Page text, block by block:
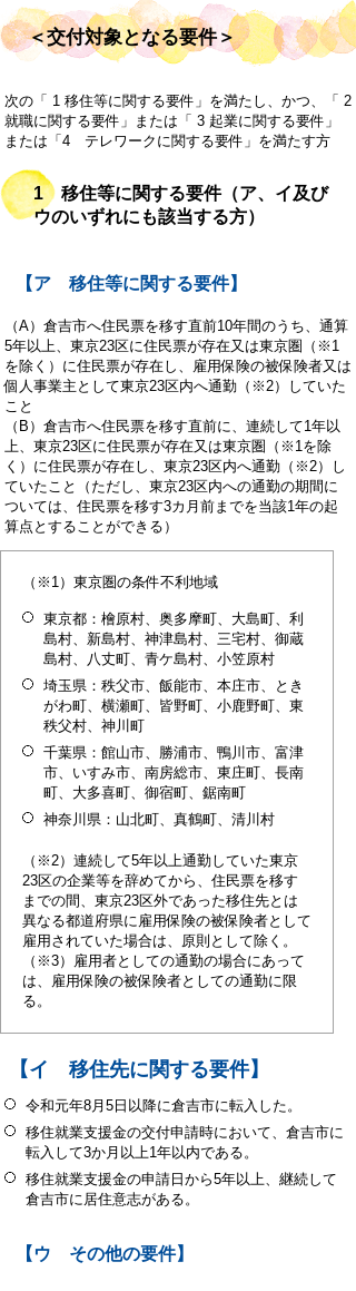
＜交付対象となる要件＞
次の「 1 移住等に関する要件」を満たし、かつ、「 2
就職に関する要件」または「 3 起業に関する要件」
または「4 テレワークに関する要件」を満たす方
1 移住等に関する要件（ア、イ及び
ウのいずれにも該当する方）
【ア 移住等に関する要件】
（A）倉吉市へ住民票を移す直前10年間のうち、通算
5年以上、東京23区に住民票が存在又は東京圏（※1
を除く）に住民票が存在し、雇用保険の被保険者又は
個人事業主として東京23区内へ通勤（※2）していた
こと
（B）倉吉市へ住民票を移す直前に、連続して1年以
上、東京23区に住民票が存在又は東京圏（※1を除
く）に住民票が存在し、東京23区内へ通勤（※2）し
ていたこと（ただし、東京23区内への通勤の期間に
ついては、住民票を移す3カ月前までを当該1年の起
算点とすることができる）
（※1）東京圏の条件不利地域
東京都：檜原村、奥多摩町、大島町、利
島村、新島村、神津島村、三宅村、御蔵
島村、八丈町、青ケ島村、小笠原村
埼玉県：秩父市、飯能市、本庄市、とき
がわ町、横瀬町、皆野町、小鹿野町、東
秩父村、神川町
千葉県：館山市、勝浦市、鴨川市、富津
市、いすみ市、南房総市、東庄町、長南
町、大多喜町、御宿町、鋸南町
神奈川県：山北町、真鶴町、清川村
（※2）連続して5年以上通勤していた東京
23区の企業等を辞めてから、住民票を移す
までの間、東京23区外であった移住先とは
異なる都道府県に雇用保険の被保険者として
雇用されていた場合は、原則として除く。
（※3）雇用者としての通勤の場合にあって
は、雇用保険の被保険者としての通勤に限
る。
【イ 移住先に関する要件】
令和元年8月5日以降に倉吉市に転入した。
移住就業支援金の交付申請時において、倉吉市に
転入して3か月以上1年以内である。
移住就業支援金の申請日から5年以上、継続して
倉吉市に居住意志がある。
【ウ その他の要件】